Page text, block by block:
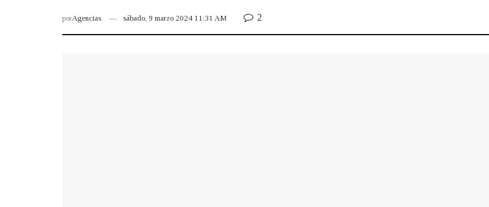
porAgencias sábado, 9 marzo 2024 11:31 AM 2